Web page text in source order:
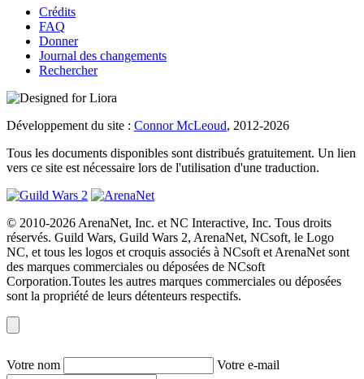
Crédits
FAQ
Donner
Journal des changements
Rechercher
Développement du site : Connor McLeoud, 2012-2026
Tous les documents disponibles sont distribués gratuitement. Un lien
vers ce site est nécessaire lors de l'utilisation d'une traduction.
© 2010-2026 ArenaNet, Inc. et NC Interactive, Inc. Tous droits
réservés. Guild Wars, Guild Wars 2, ArenaNet, NCsoft, le Logo
NC, et tous les logos et croquis associés à NCsoft et ArenaNet sont
des marques commerciales ou déposées de NCsoft
Corporation.Toutes les autres marques commerciales ou déposées
sont la propriété de leurs détenteurs respectifs.
Votre nom Votre e-mail